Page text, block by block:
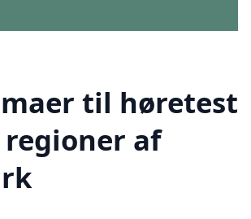
til høretest
af